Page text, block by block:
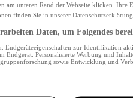
am unteren Rand der Webseite klicken. Ihre
finden Sie in unserer
Daten, um Folgendes
Endgeräteeigenschaften zur Identifikation
Personalisierte Werbung und
sowie Entwicklung und